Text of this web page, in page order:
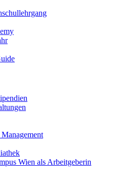
Wien als Arbeitgeberin